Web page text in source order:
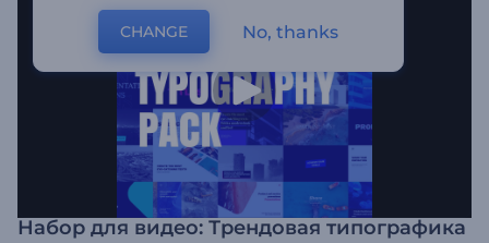
Набор для видео: Трендовая типографика
CHANGE No, thanks